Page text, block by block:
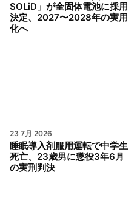
SOLiD」が全固体電池に採用
決定、2027〜2028年の実用
化へ
23 7月 2026
睡眠導入剤服用運転で中学生
死亡、23歳男に懲役3年6月
の実刑判決